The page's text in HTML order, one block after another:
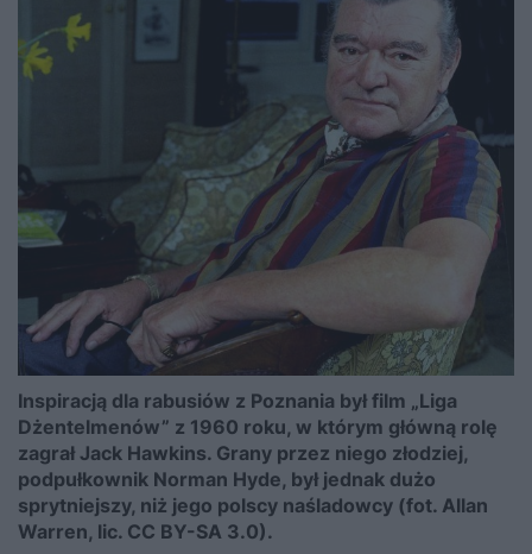
Inspiracją dla rabusiów z Poznania był film „Liga
Dżentelmenów” z 1960 roku, w którym główną rolę
zagrał Jack Hawkins. Grany przez niego złodziej,
podpułkownik Norman Hyde, był jednak dużo
sprytniejszy, niż jego polscy naśladowcy (fot. Allan
Warren, lic. CC BY-SA 3.0).